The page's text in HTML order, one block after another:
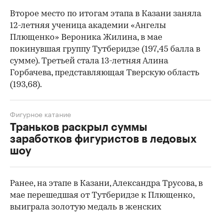
Второе место по итогам этапа в Казани заняла
12-летняя ученица академии «Ангелы
Плющенко» Вероника Жилина, в мае
покинувшая группу Тутберидзе (197,45 балла в
сумме). Третьей стала 13-летняя Алина
Горбачева, представляющая Тверскую область
(193,68).
Траньков раскрыл суммы
заработков фигуристов в ледовых
шоу
Фигурное катание
Ранее, на этапе в Казани, Александра Трусова, в
мае перешедшая от Тутберидзе к Плющенко,
выиграла золотую медаль в женских